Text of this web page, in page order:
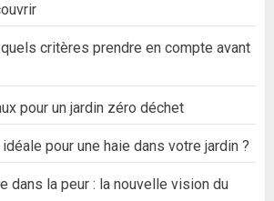
critères prendre en compte avant
pour un jardin zéro déchet
pour une haie dans votre jardin ?
dans la peur : la nouvelle vision du